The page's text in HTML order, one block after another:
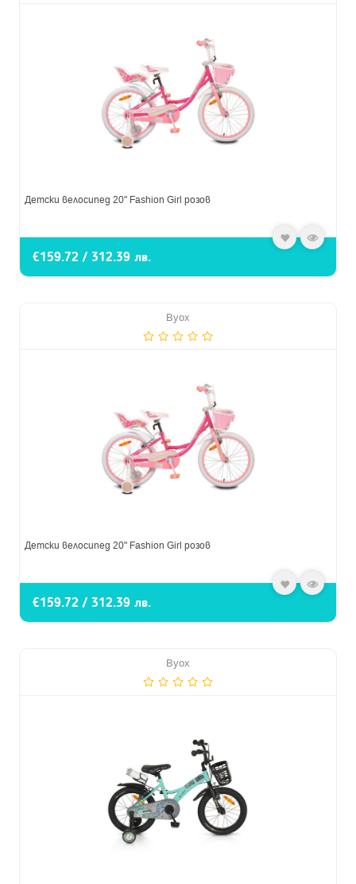
Детски велосипед 20" Fashion Girl розов
€159.72 / 312.39 лв.
Byox
Детски велосипед 20" Fashion Girl розов
€159.72 / 312.39 лв.
Byox